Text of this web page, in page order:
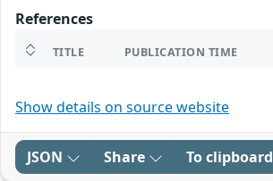
References
TITLE PUBLICATION TIME
Show details on source website
JSON Share To clipboard